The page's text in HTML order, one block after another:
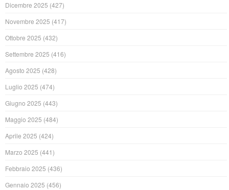
Dicembre 2025 (427)
Novembre 2025 (417)
Ottobre 2025 (432)
Settembre 2025 (416)
Agosto 2025 (428)
Luglio 2025 (474)
Giugno 2025 (443)
Maggio 2025 (484)
Aprile 2025 (424)
Marzo 2025 (441)
Febbraio 2025 (436)
Gennaio 2025 (456)